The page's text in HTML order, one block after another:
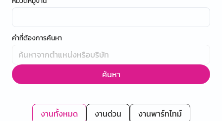
คำที่ต้องการค้นหา
ค้นหา
งานทั้งหมด งานด่วน
งานพาร์ทไทม์